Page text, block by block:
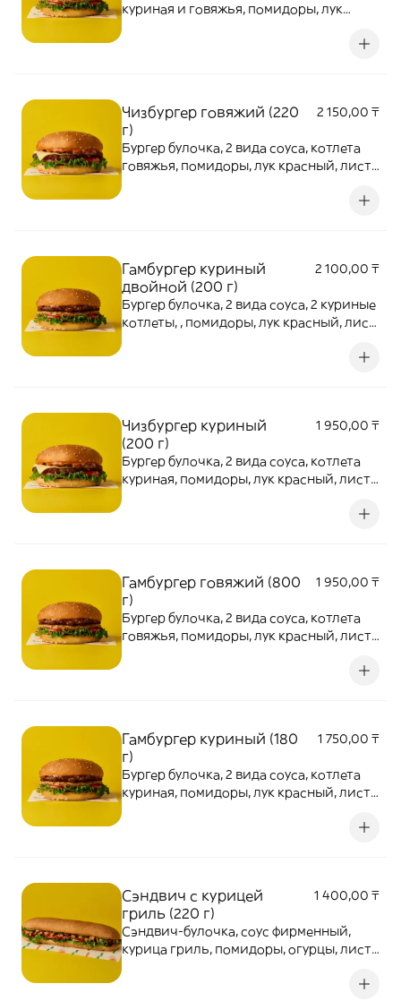
куриная и говяжья, помидоры, лук
Чизбургер говяжий (220
г)
2 150,00 ₸
Бургер булочка, 2 вида соуса, котлета
говяжья, помидоры, лук красный, лист
Гамбургер куриный
двойной (200 г)
2 100,00 ₸
Бургер булочка, 2 вида соуса, 2 куриные
котлеты, , помидоры, лук красный, лист
Чизбургер куриный
(200 г)
1 950,00 ₸
Бургер булочка, 2 вида соуса, котлета
куриная, помидоры, лук красный, лист
Гамбургер говяжий (800
г)
1 950,00 ₸
Бургер булочка, 2 вида соуса, котлета
говяжья, помидоры, лук красный, лист
Гамбургер куриный (180
г)
1 750,00 ₸
Бургер булочка, 2 вида соуса, котлета
куриная, помидоры, лук красный, лист
Сэндвич с курицей
гриль (220 г)
1 400,00 ₸
Сэндвич-булочка, соус фирменный,
курица гриль, помидоры, огурцы, лист